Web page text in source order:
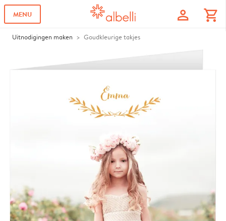
MENU profile shopping_cart
Uitnodigingen maken Goudkleurige takjes